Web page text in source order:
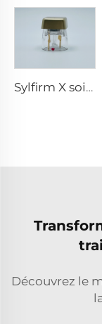
Sylfirm X soins de la peau par microneedling rf embouts Sylfirm X X-25
Découvrez le